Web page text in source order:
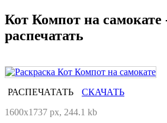
Кот Компот на самокате
распечатать
РАСПЕЧАТАТЬ
СКАЧАТЬ
1600x1737 px, 244.1 kb